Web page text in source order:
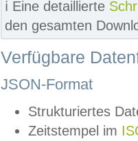
ℹ️ Eine detaillierte
den gesamten
Verfügbare
JSON-Format
Strukturiertes
Zeitstempel im